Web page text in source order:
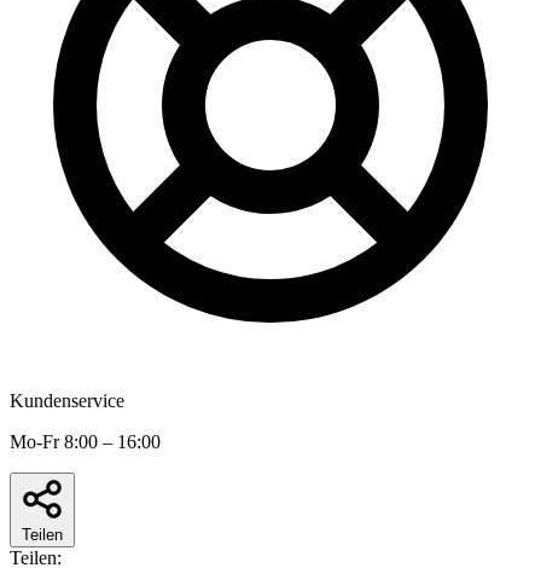
Kundenservice
Mo-Fr 8:00 – 16:00
Teilen
Teilen: